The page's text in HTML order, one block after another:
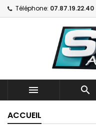
Téléphone: 07.87.19.22.40
 
ACCUEIL